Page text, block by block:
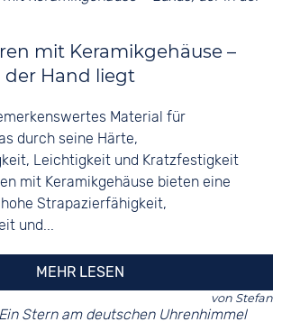
mit Keramikgehäuse –
der Hand liegt
Material für
durch seine Härte,
Leichtigkeit und Kratzfestigkeit
mit Keramikgehäuse bieten eine
Strapazierfähigkeit,
und...
MEHR LESEN
von Stefan